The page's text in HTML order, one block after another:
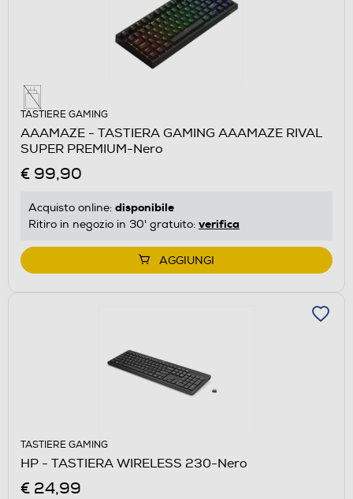
TASTIERE GAMING
AAAMAZE - TASTIERA GAMING AAAMAZE RIVAL
SUPER PREMIUM-Nero
€ 99,90
Acquisto online: disponibile
Ritiro in negozio in 30' gratuito: verifica
AGGIUNGI
TASTIERE GAMING
HP - TASTIERA WIRELESS 230-Nero
€ 24,99